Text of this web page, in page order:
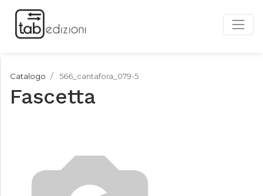
Catalogo 566_cantafora_079-5
Fascetta